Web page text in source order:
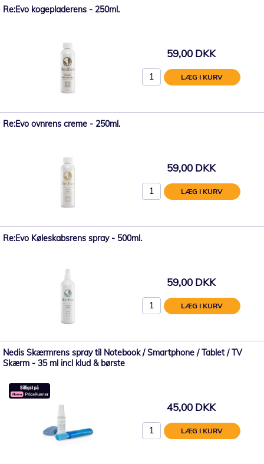
Re:Evo kogepladerens - 250ml.
59,00 DKK
LÆG I KURV
Re:Evo ovnrens creme - 250ml.
59,00 DKK
LÆG I KURV
Re:Evo Køleskabsrens spray - 500ml.
59,00 DKK
LÆG I KURV
Nedis Skærmrens spray til Notebook / Smartphone / Tablet / TV
Skærm - 35 ml incl klud & børste
45,00 DKK
LÆG I KURV